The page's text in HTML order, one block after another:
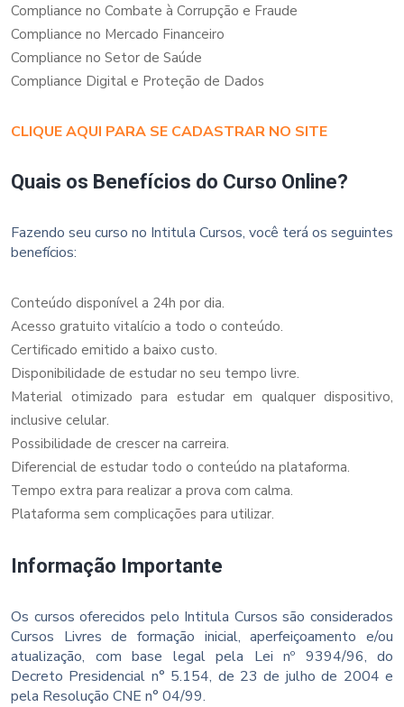
Compliance no Combate à Corrupção e Fraude
Compliance no Mercado Financeiro
Compliance no Setor de Saúde
Compliance Digital e Proteção de Dados
CLIQUE AQUI PARA SE CADASTRAR NO SITE
Quais os Benefícios do Curso Online?
Fazendo seu curso no Intitula Cursos, você terá os seguintes
benefícios:
Conteúdo disponível a 24h por dia.
Acesso gratuito vitalício a todo o conteúdo.
Certificado emitido a baixo custo.
Disponibilidade de estudar no seu tempo livre.
Material otimizado para estudar em qualquer dispositivo,
inclusive celular.
Possibilidade de crescer na carreira.
Diferencial de estudar todo o conteúdo na plataforma.
Tempo extra para realizar a prova com calma.
Plataforma sem complicações para utilizar.
Informação Importante
Os cursos oferecidos pelo Intitula Cursos são considerados
Cursos Livres de formação inicial, aperfeiçoamento e/ou
atualização, com base legal pela Lei nº 9394/96, do
Decreto Presidencial n° 5.154, de 23 de julho de 2004 e
pela Resolução CNE n° 04/99.